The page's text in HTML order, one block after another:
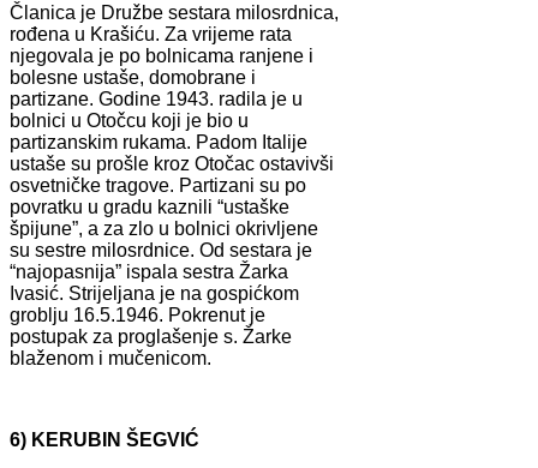
Članica je Družbe sestara milosrdnica,
rođena u Krašiću. Za vrijeme rata
njegovala je po bolnicama ranjene i
bolesne ustaše, domobrane i
partizane. Godine 1943. radila je u
bolnici u Otočcu koji je bio u
partizanskim rukama. Padom Italije
ustaše su prošle kroz Otočac ostavivši
osvetničke tragove. Partizani su po
povratku u gradu kaznili “ustaške
špijune”, a za zlo u bolnici okrivljene
su sestre milosrdnice. Od sestara je
“najopasnija” ispala sestra Žarka
Ivasić. Strijeljana je na gospićkom
groblju 16.5.1946. Pokrenut je
postupak za proglašenje s. Žarke
blaženom i mučenicom.
6) KERUBIN ŠEGVIĆ